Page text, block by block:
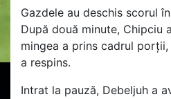
Gazdele au deschis scorul
După două minute, Chipciu
mingea a prins cadrul
a respins.
Intrat la pauză, Debeljuh a